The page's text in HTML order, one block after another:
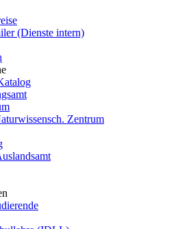
(Dienste intern)
Zentrum